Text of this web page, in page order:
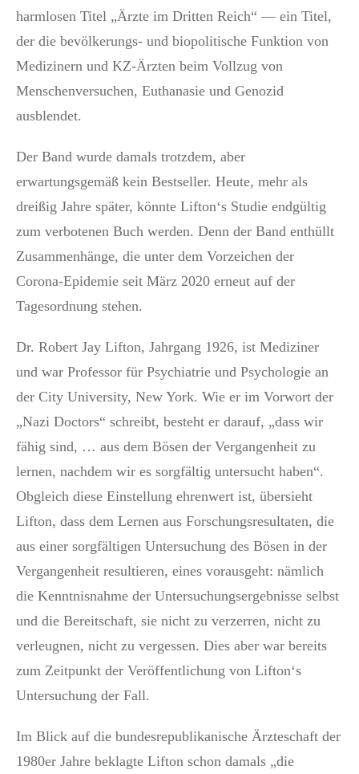
harmlosen Titel „Ärzte im Dritten Reich“ — ein Titel,
der die bevölkerungs- und biopolitische Funktion von
Medizinern und KZ-Ärzten beim Vollzug von
Menschenversuchen, Euthanasie und Genozid
ausblendet.
Der Band wurde damals trotzdem, aber
erwartungsgemäß kein Bestseller. Heute, mehr als
dreißig Jahre später, könnte Lifton‘s Studie endgültig
zum verbotenen Buch werden. Denn der Band enthüllt
Zusammenhänge, die unter dem Vorzeichen der
Corona-Epidemie seit März 2020 erneut auf der
Tagesordnung stehen.
Dr. Robert Jay Lifton, Jahrgang 1926, ist Mediziner
und war Professor für Psychiatrie und Psychologie an
der City University, New York. Wie er im Vorwort der
„Nazi Doctors“ schreibt, besteht er darauf, „dass wir
fähig sind, … aus dem Bösen der Vergangenheit zu
lernen, nachdem wir es sorgfältig untersucht haben“.
Obgleich diese Einstellung ehrenwert ist, übersieht
Lifton, dass dem Lernen aus Forschungsresultaten, die
aus einer sorgfältigen Untersuchung des Bösen in der
Vergangenheit resultieren, eines vorausgeht: nämlich
die Kenntnisnahme der Untersuchungsergebnisse selbst
und die Bereitschaft, sie nicht zu verzerren, nicht zu
verleugnen, nicht zu vergessen. Dies aber war bereits
zum Zeitpunkt der Veröffentlichung von Lifton‘s
Untersuchung der Fall.
Im Blick auf die bundesrepublikanische Ärzteschaft der
1980er Jahre beklagte Lifton schon damals „die